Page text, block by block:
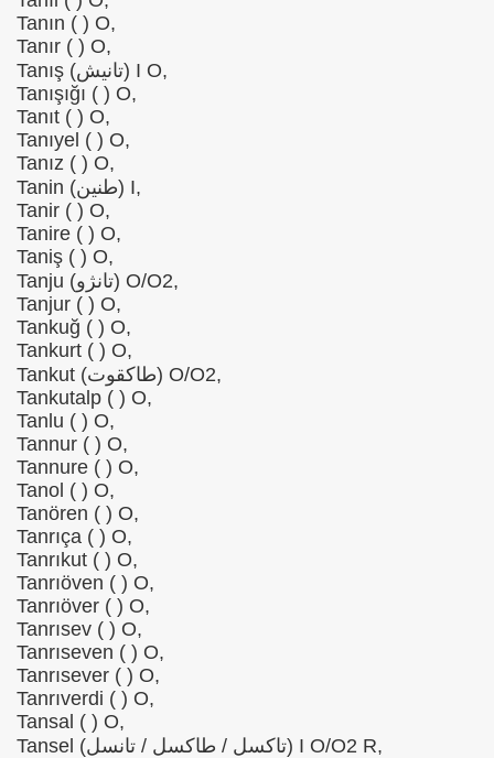
Tanın ( ) O,
Tanır ( ) O,
Tanış (تانیش) I O,
Tanışığı ( ) O,
Tanıt ( ) O,
Tanıyel ( ) O,
Tanız ( ) O,
Tanin (طنین) I,
Tanir ( ) O,
Tanire ( ) O,
Taniş ( ) O,
Tanju (تانژو) O/O2,
Tanjur ( ) O,
Tankuğ ( ) O,
Tankurt ( ) O,
Tankut (طاكقوت) O/O2,
Tankutalp ( ) O,
Tanlu ( ) O,
Tannur ( ) O,
Tannure ( ) O,
Tanol ( ) O,
Tanören ( ) O,
Tanrıça ( ) O,
Tanrıkut ( ) O,
Tanrıöven ( ) O,
Tanrıöver ( ) O,
Tanrısev ( ) O,
Tanrıseven ( ) O,
Tanrısever ( ) O,
Tanrıverdi ( ) O,
Tansal ( ) O,
Tansel (تاكسل / طاكسل / تانسل) I O/O2 R,